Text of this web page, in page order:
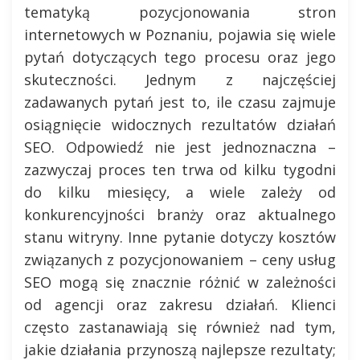
tematyką pozycjonowania stron
internetowych w Poznaniu, pojawia się wiele
pytań dotyczących tego procesu oraz jego
skuteczności. Jednym z najczęściej
zadawanych pytań jest to, ile czasu zajmuje
osiągnięcie widocznych rezultatów działań
SEO. Odpowiedź nie jest jednoznaczna –
zazwyczaj proces ten trwa od kilku tygodni
do kilku miesięcy, a wiele zależy od
konkurencyjności branży oraz aktualnego
stanu witryny. Inne pytanie dotyczy kosztów
związanych z pozycjonowaniem – ceny usług
SEO mogą się znacznie różnić w zależności
od agencji oraz zakresu działań. Klienci
często zastanawiają się również nad tym,
jakie działania przynoszą najlepsze rezultaty;